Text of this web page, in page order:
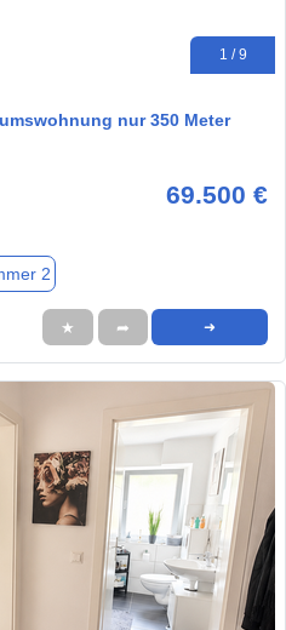
1 / 9
nur 350 Meter
69.500 €
2
★ ➦ ➜